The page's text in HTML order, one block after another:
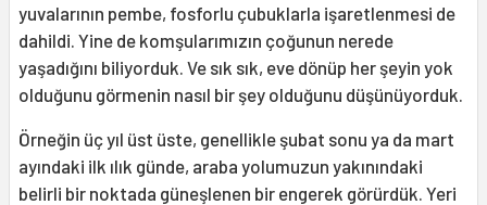
yuvalarının pembe, fosforlu çubuklarla işaretlenmesi de
dahildi. Yine de komşularımızın çoğunun nerede
yaşadığını biliyorduk. Ve sık sık, eve dönüp her şeyin yok
olduğunu görmenin nasıl bir şey olduğunu düşünüyorduk.
Örneğin üç yıl üst üste, genellikle şubat sonu ya da mart
ayındaki ilk ılık günde, araba yolumuzun yakınındaki
belirli bir noktada güneşlenen bir engerek görürdük. Yeri